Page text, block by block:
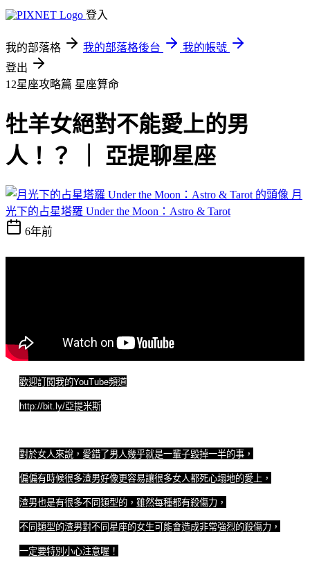
登入
我的部落格 我的部落格後台
我的帳號
登出
12星座攻略篇 星座算命
牡羊女絕對不能愛上的男
人！？ ｜ 亞提聊星座
月
光下的占星塔羅 Under the Moon：Astro & Tarot
6年前
歡迎訂閱我的YouTube頻道
http://bit.ly/亞提米斯
對於女人來說，愛錯了男人幾乎就是一輩子毀掉一半的事，
偏偏有時候很多渣男好像更容易讓很多女人都死心塌地的愛上，
渣男也是有很多不同類型的，雖然每種都有殺傷力，
不同類型的渣男對不同星座的女生可能會造成非常強烈的殺傷力，
一定要特別小心注意喔！